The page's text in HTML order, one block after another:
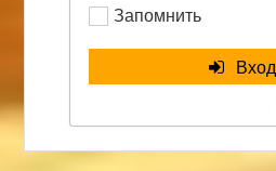
Запомнить
Вход